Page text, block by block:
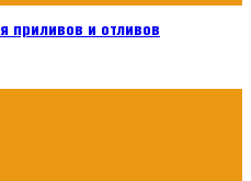
приливов и отливов